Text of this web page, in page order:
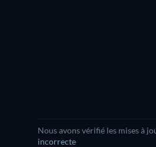
Nous avons vérifié les mises à
incorrecte